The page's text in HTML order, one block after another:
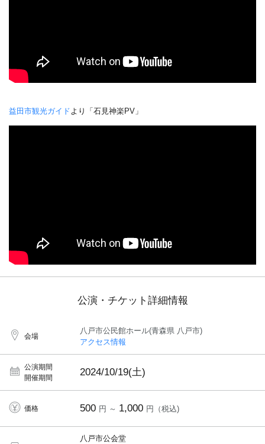
益田市観光ガイドより「石見神楽PV」
公演・チケット詳細情報
会場
八戸市公民館ホール(青森県 八戸市)
アクセス情報
公演期間
開催期間
2024/10/19(土)
価格 500 円 ～ 1,000 円（税込)
八戸市公会堂